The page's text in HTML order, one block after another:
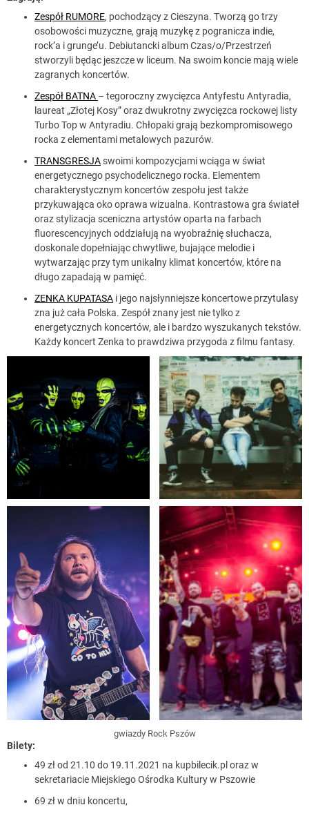
Zespół RUMORE, pochodzący z Cieszyna. Tworzą go trzy
osobowości muzyczne, grają muzykę z pogranicza indie,
rock’a i grunge’u. Debiutancki album Czas/o/Przestrzeń
stworzyli będąc jeszcze w liceum. Na swoim koncie mają wiele
zagranych koncertów.
Zespół BATNA – tegoroczny zwycięzca Antyfestu Antyradia,
laureat „Złotej Kosy” oraz dwukrotny zwycięzca rockowej listy
Turbo Top w Antyradiu. Chłopaki grają bezkompromisowego
rocka z elementami metalowych pazurów.
TRANSGRESJAswoimi kompozycjami wciąga w świat
energetycznego psychodelicznego rocka. Elementem
charakterystycznym koncertów zespołu jest także
przykuwająca oko oprawa wizualna. Kontrastowa gra świateł
oraz stylizacja sceniczna artystów oparta na farbach
fluorescencyjnych oddziałują na wyobraźnię słuchacza,
doskonale dopełniając chwytliwe, bujające melodie i
wytwarzając przy tym unikalny klimat koncertów, które na
długo zapadają w pamięć.
ZENKA KUPATASA i jego najsłynniejsze koncertowe przytulasy
zna już cała Polska. Zespół znany jest nie tylko z
energetycznych koncertów, ale i bardzo wyszukanych tekstów.
Każdy koncert Zenka to prawdziwa przygoda z filmu fantasy.
gwiazdy Rock Pszów
Bilety:
49 zł od 21.10 do 19.11.2021 na kupbilecik.pl oraz w
sekretariacie Miejskiego Ośrodka Kultury w Pszowie
69 zł w dniu koncertu,